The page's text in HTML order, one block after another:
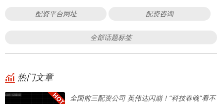
配资平台网址 配资咨询
全部话题标签
热门文章
全国前三配资公司 英伟达闪崩！“科技春晚”看不